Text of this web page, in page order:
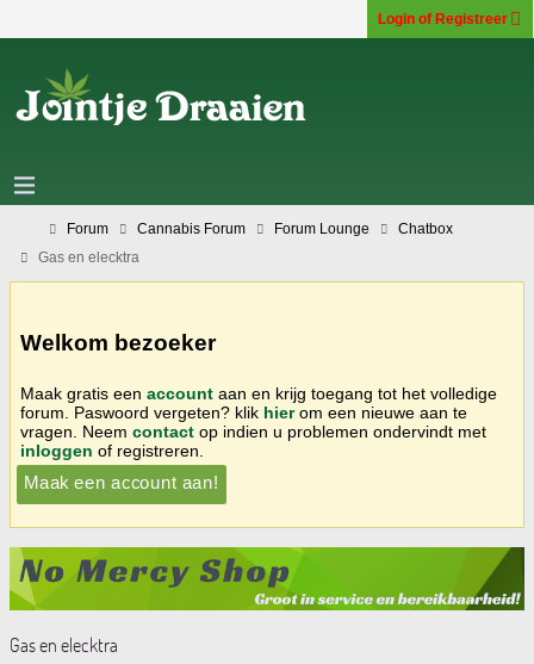
Login of Registreer
Forum Cannabis Forum Forum Lounge
Chatbox
Gas en elecktra
Welkom bezoeker
Maak gratis een account aan en krijg toegang tot het volledige
forum. Paswoord vergeten? klik hierom een nieuwe aan te
vragen. Neem contact op indien u problemen ondervindt met
inloggen of registreren.
Maak een account aan!
Gas en elecktra